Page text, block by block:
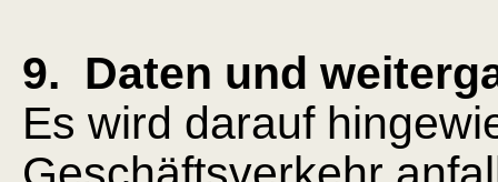
9. Daten und
Es wird darauf